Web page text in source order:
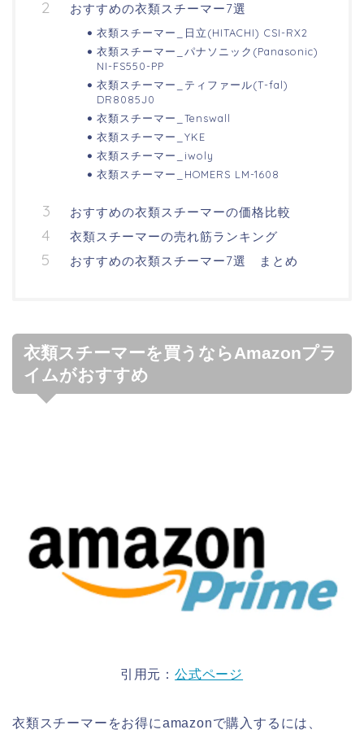
おすすめの衣類スチーマー7選
衣類スチーマー_日立(HITACHI) CSI-RX2
衣類スチーマー_パナソニック(Panasonic)
NI-FS550-PP
衣類スチーマー_ティファール(T-fal)
DR8085J0
衣類スチーマー_Tenswall
衣類スチーマー_YKE
衣類スチーマー_iwoly
衣類スチーマー_HOMERS LM-1608
おすすめの衣類スチーマーの価格比較
衣類スチーマーの売れ筋ランキング
おすすめの衣類スチーマー7選 まとめ
衣類スチーマーを買うならAmazonプラ
イムがおすすめ
引用元：公式ページ
衣類スチーマーをお得にamazonで購入するには、